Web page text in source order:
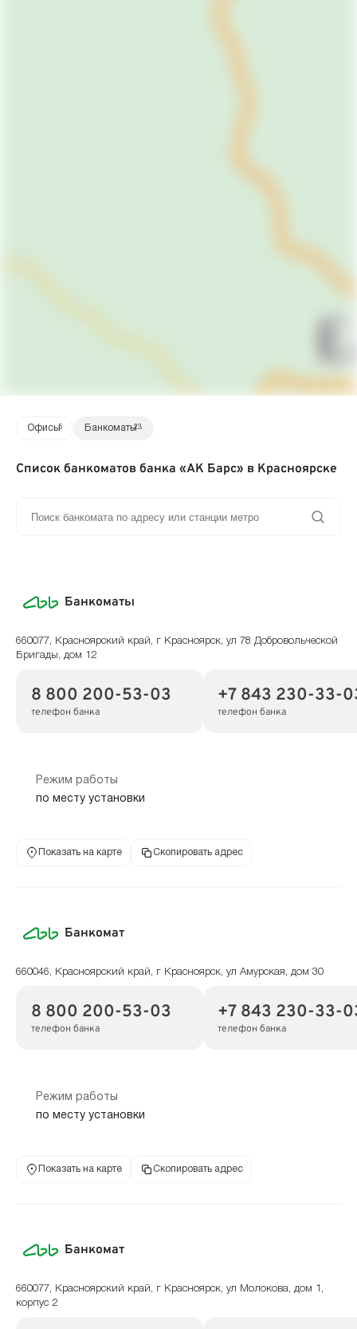
Офисы5 Банкоматы23
Список банкоматов банка «АК Барс» в Красноярске
Банкоматы
660077, Красноярский край, г Красноярск, ул 78 Добровольческой
Бригады, дом 12
8 800 200-53-03
телефон банка
+7 843 230-33-
телефон банка
Режим работы
по месту установки
Показать на карте Скопировать адрес
Банкомат
660046, Красноярский край, г Красноярск, ул Амурская, дом 30
8 800 200-53-03
телефон банка
+7 843 230-33-
телефон банка
Режим работы
по месту установки
Показать на карте Скопировать адрес
Банкомат
660077, Красноярский край, г Красноярск, ул Молокова, дом 1,
корпус 2